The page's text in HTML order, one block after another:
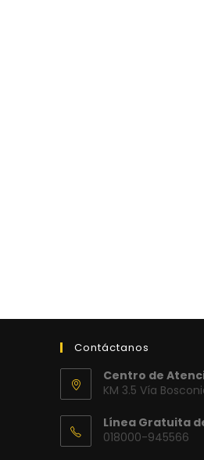
Contáctanos
Centro de
KM 3.5 Vía
Línea Gratuita
018000-945566